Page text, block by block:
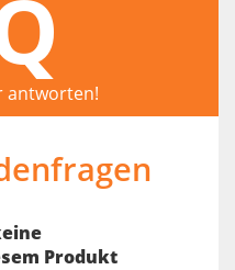
antworten!
Produkt